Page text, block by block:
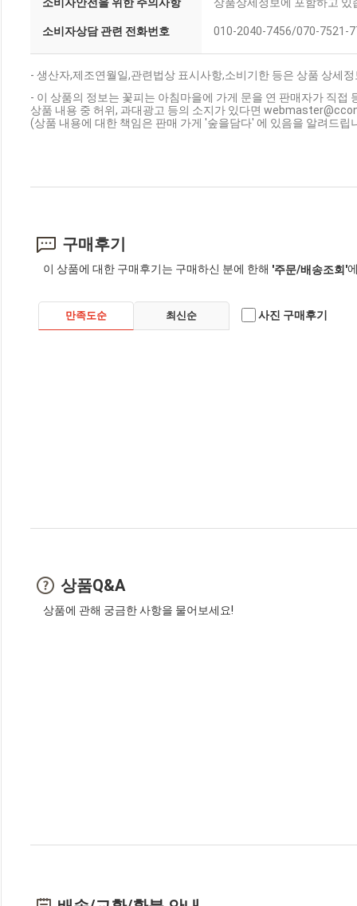
소비자상담 관련 전화번호 010-2040-7456/070-7521-
- 생산자,제조연월일,관련법상 표시사항,소비기한 등은 상품 상세
- 이 상품의 정보는 꽃피는 아침마을에 가게 문을 연 판매자가 직접
상품 내용 중 허위, 과대광고 등의 소지가 있다면
(상품 내용에 대한 책임은 판매 가게 '숲을담다' 에 있음을 알려드립
구매후기
이 상품에 대한 구매후기는 구매하신 분에 한해 '주문/배송조회'
만족도순 최신순 사진 구매후기
상품Q&A
상품에 관해 궁금한 사항을 물어보세요!